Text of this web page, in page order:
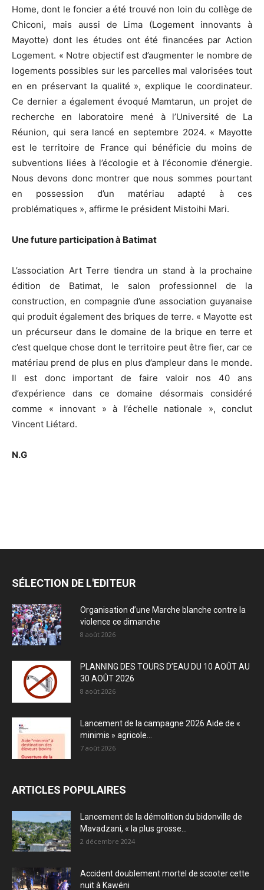
Home, dont le foncier a été trouvé non loin du collège de
Chiconi, mais aussi de Lima (Logement innovants à
Mayotte) dont les études ont été financées par Action
Logement. « Notre objectif est d’augmenter le nombre de
logements possibles sur les parcelles mal valorisées tout
en en préservant la qualité », explique le coordinateur.
Ce dernier a également évoqué Mamtarun, un projet de
recherche en laboratoire mené à l’Université de La
Réunion, qui sera lancé en septembre 2024. « Mayotte
est le territoire de France qui bénéficie du moins de
subventions liées à l’écologie et à l’économie d’énergie.
Nous devons donc montrer que nous sommes pourtant
en possession d’un matériau adapté à ces
problématiques », affirme le président Mistoihi Mari.
Une future participation à Batimat
L’association Art Terre tiendra un stand à la prochaine
édition de Batimat, le salon professionnel de la
construction, en compagnie d’une association guyanaise
qui produit également des briques de terre. « Mayotte est
un précurseur dans le domaine de la brique en terre et
c’est quelque chose dont le territoire peut être fier, car ce
matériau prend de plus en plus d’ampleur dans le monde.
Il est donc important de faire valoir nos 40 ans
d’expérience dans ce domaine désormais considéré
comme « innovant » à l’échelle nationale », conclut
Vincent Liétard.
N.G
SÉLECTION DE L'EDITEUR
Organisation d’une Marche blanche contre la
violence ce dimanche
8 août 2026
PLANNING DES TOURS D’EAU DU 10 AOÛT AU
30 AOÛT 2026
8 août 2026
Lancement de la campagne 2026 Aide de «
minimis » agricole...
7 août 2026
ARTICLES POPULAIRES
Lancement de la démolition du bidonville de
Mavadzani, « la plus grosse...
2 décembre 2024
Accident doublement mortel de scooter cette
nuit à Kawéni